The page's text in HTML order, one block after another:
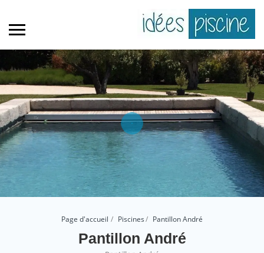
Page d'accueil Piscines Pantillon André
Pantillon André